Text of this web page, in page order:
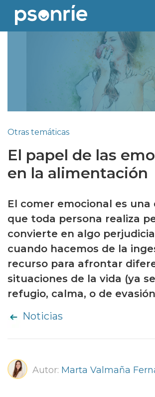
Otras temáticas
El papel de las
en la alimentación
El comer emocional es una
que toda persona realiza
convierte en algo
cuando hacemos de la
recurso para afrontar
situaciones de la vida (ya
refugio, calma, o de
Noticias
Autor: Marta Valmaña